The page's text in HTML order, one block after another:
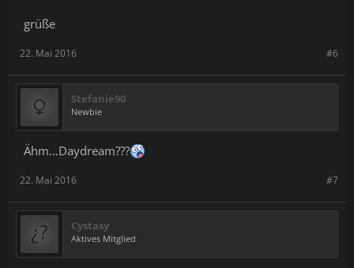
grüße
#6
22. Mai 2016
Stefanie90
Newbie
Ähm...Daydream???
#7
22. Mai 2016
Cystasy
Aktives Mitglied